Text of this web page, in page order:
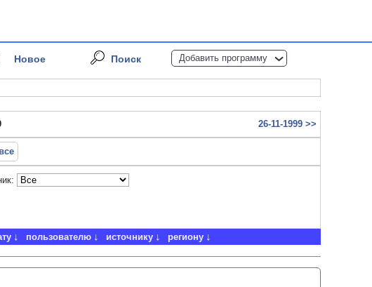
Новое Поиск Добавить программу
26-11-1999 >>
пользователю источнику региону